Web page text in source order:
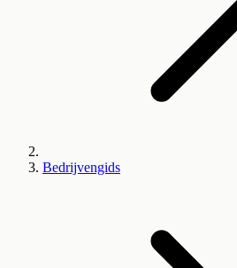
Bedrijvengids